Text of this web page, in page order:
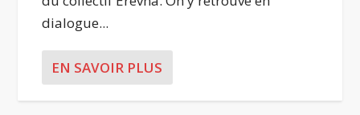
dialogue...
EN SAVOIR PLUS